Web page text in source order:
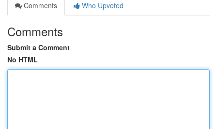
Comments
Who Upvoted
Comments
Submit a Comment
No HTML